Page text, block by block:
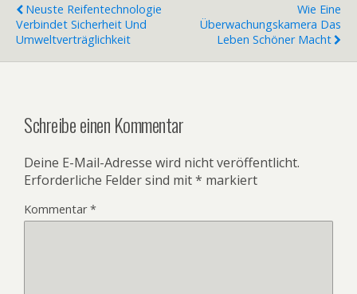
Neuste Reifentechnologie
Verbindet Sicherheit Und
Umweltverträglichkeit
Wie Eine
Überwachungskamera Das
Leben Schöner Macht
Schreibe einen Kommentar
Deine E-Mail-Adresse wird nicht veröffentlicht.
Erforderliche Felder sind mit* markiert
Kommentar*